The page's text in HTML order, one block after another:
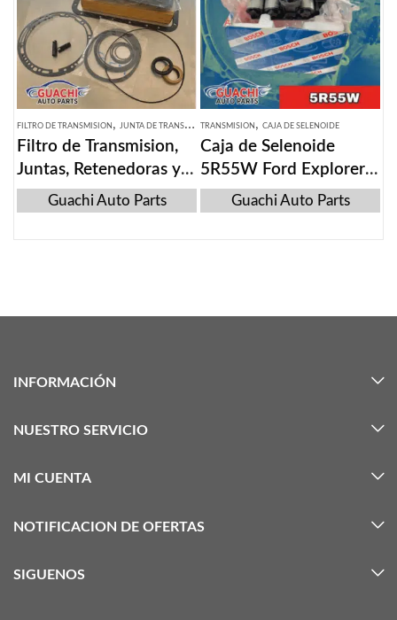
FILTRO DE TRANSMISION , JUNTA DE TRANSMISION ,RETENEDORA DE TRASMISION,
Filtro de Transmision,
Juntas, Retenedoras y
Sellos de Mitsubishi
Montero Sport 2000
Guachi Auto Parts
TRANSMISION , CAJA DE SELENOIDE
Caja de Selenoide
5R55W Ford Explorer
2002-2010
Guachi Auto Parts
INFORMACIÓN
NUESTRO SERVICIO
MI CUENTA
NOTIFICACION DE OFERTAS
SIGUENOS